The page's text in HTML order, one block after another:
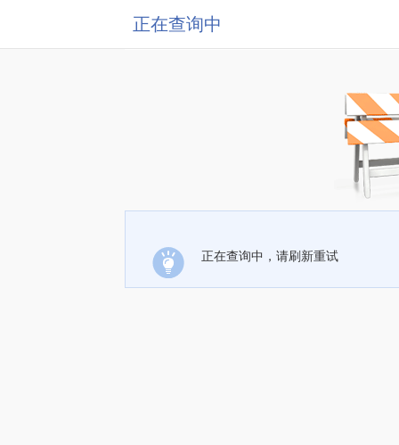
正在查询中
正在查询中，请刷新重试